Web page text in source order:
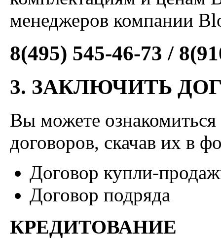
менеджеров компании
8(495) 545-46-73 /
3. ЗАКЛЮЧИТЬ
Вы можете ознакомиться
договоров, скачав их в
Договор купли-
Договор подряда
КРЕДИТОВАНИЕ